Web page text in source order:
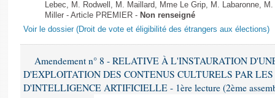
Lebec, M. Rodwell, M. Maillard, Mme Le Grip, M. Labaronne,
Miller - Article PREMIER - Non renseigné
Voir le dossier (Droit de vote et éligibilité des étrangers aux élections)
Amendement n° 8 - RELATIVE À L'INSTAURATION
D'EXPLOITATION DES CONTENUS CULTURELS PAR LES
D'INTELLIGENCE ARTIFICIELLE - 1ère lecture (2ème